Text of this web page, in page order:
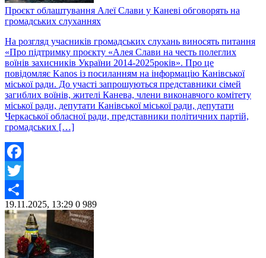
Проєкт облаштування Алеї Слави у Каневі обговорять на
громадських слуханнях
На розгляд учасників громадських слухань виносять питання
«Про підтримку проєкту «Алея Слави на честь полеглих
воїнів захисників України 2014-2025років». Про це
повідомляє Kanos із посиланням на інформацію Канівської
міської ради. До участі запрошуються представники сімей
загиблих воїнів, жителі Канева, члени виконавчого комітету
міської ради, депутати Канівської міської ради, депутати
Черкаської обласної ради, представники політичних партій,
громадських […]
Facebook
Twitter
Share
19.11.2025, 13:29 0 989